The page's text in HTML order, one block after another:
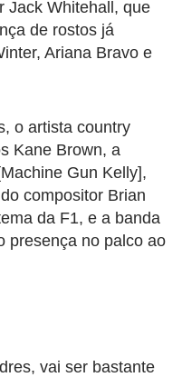
Jack Whitehall, que
de rostos já
Ariana Bravo e
o artista country
Kane Brown, a
Gun Kelly],
compositor Brian
da F1, e a banda
presença no palco ao
vai ser bastante